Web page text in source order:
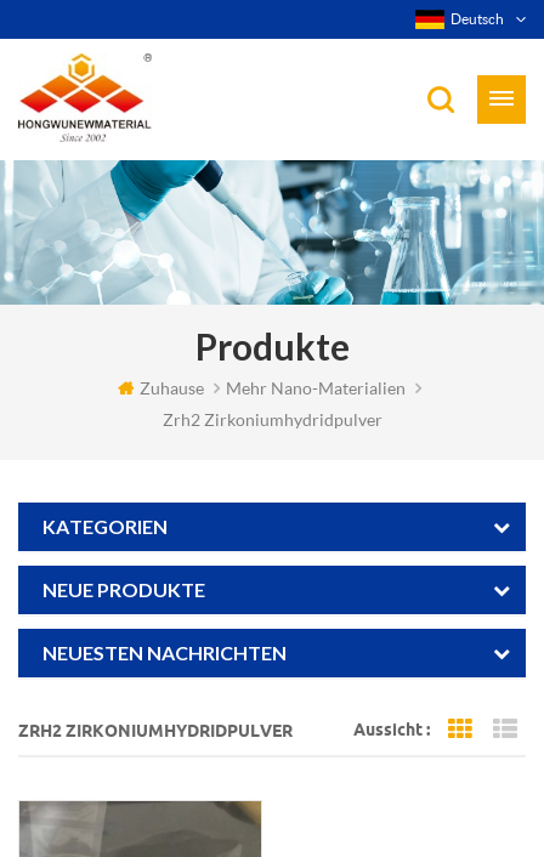
Deutsch
Produkte
Zuhause
Mehr Nano-Materialien
Zrh2 Zirkoniumhydridpulver
KATEGORIEN
NEUE PRODUKTE
NEUESTEN NACHRICHTEN
ZRH2 ZIRKONIUMHYDRIDPULVER Aussicht : Grid